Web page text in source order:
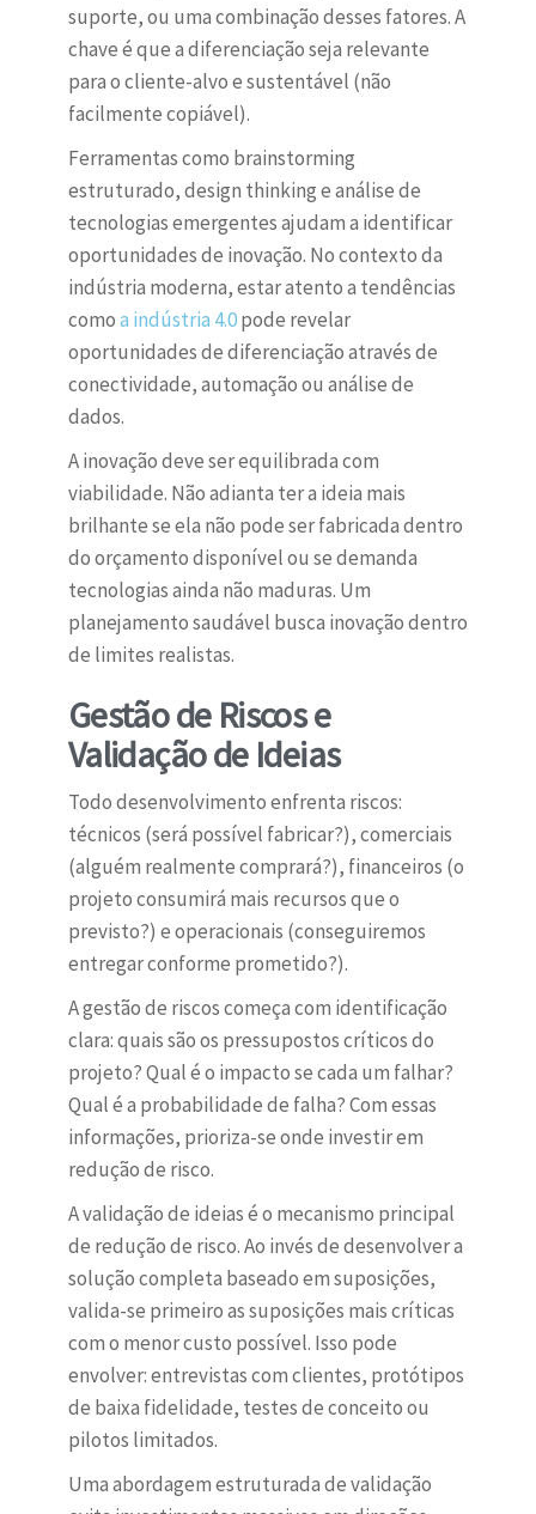
suporte, ou uma combinação desses fatores. A
chave é que a diferenciação seja relevante
para o cliente-alvo e sustentável (não
facilmente copiável).
Ferramentas como brainstorming
estruturado, design thinking e análise de
tecnologias emergentes ajudam a identificar
oportunidades de inovação. No contexto da
indústria moderna, estar atento a tendências
comoa indústria 4.0pode revelar
oportunidades de diferenciação através de
conectividade, automação ou análise de
dados.
A inovação deve ser equilibrada com
viabilidade. Não adianta ter a ideia mais
brilhante se ela não pode ser fabricada dentro
do orçamento disponível ou se demanda
tecnologias ainda não maduras. Um
planejamento saudável busca inovação dentro
de limites realistas.
Gestão de Riscos e
Validação de Ideias
Todo desenvolvimento enfrenta riscos:
técnicos (será possível fabricar?), comerciais
(alguém realmente comprará?), financeiros (o
projeto consumirá mais recursos que o
previsto?) e operacionais (conseguiremos
entregar conforme prometido?).
A gestão de riscos começa com identificação
clara: quais são os pressupostos críticos do
projeto? Qual é o impacto se cada um falhar?
Qual é a probabilidade de falha? Com essas
informações, prioriza-se onde investir em
redução de risco.
A validação de ideias é o mecanismo principal
de redução de risco. Ao invés de desenvolver a
solução completa baseado em suposições,
valida-se primeiro as suposições mais críticas
com o menor custo possível. Isso pode
envolver: entrevistas com clientes, protótipos
de baixa fidelidade, testes de conceito ou
pilotos limitados.
Uma abordagem estruturada de validação